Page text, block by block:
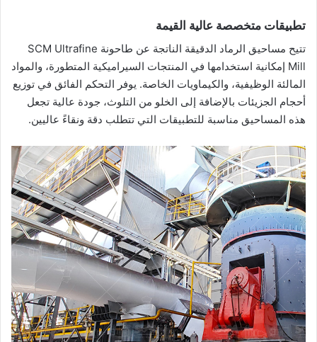
تطبيقات متخصصة عالية القيمة
تتيح مساحيق الرماد الدقيقة الناتجة عن طاحونة SCM Ultrafine
Mill إمكانية استخدامها في المنتجات السيراميكية المتطورة، والمواد
المالئة الوظيفية، والكيماويات الخاصة. يوفر التحكم الفائق في توزيع
أحجام الجزيئات بالإضافة إلى الخلو من التلوث، جودة عالية تجعل
هذه المساحيق مناسبة للتطبيقات التي تتطلب دقة ونقاءً عاليين.